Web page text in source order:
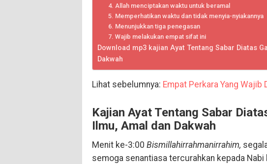
4. Allah menciptakan waktu untuk beramal
5. Memperhatikan waktu dan tidak menyia-nyiakannya
6. Menunjukkan tiga penegasan
7. Wajib melakukan empat sifat ini
Download mp3 kajian Ayat Tentang Sabar Diatas
Dakwah
Lihat sebelumnya: Empat Perkara Yang Wajib
Kajian Ayat Tentang Sabar
Ilmu, Amal dan Dakwah
Menit ke-3:00 Bismillahirrahmanirrahim,
semoga senantiasa tercurahkan kepada Nabi